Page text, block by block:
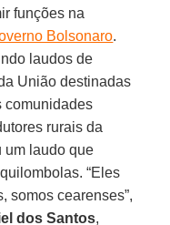
funções na
Bolsonaro.
laudos de
União destinadas
comunidades
rurais da
um laudo que
“Eles
somos cearenses”,
dos Santos,